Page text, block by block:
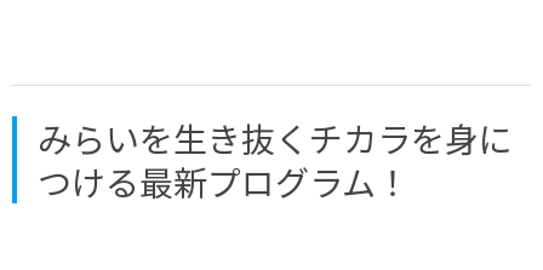
みらいを生き抜くチカラを身に
つける最新プログラム！